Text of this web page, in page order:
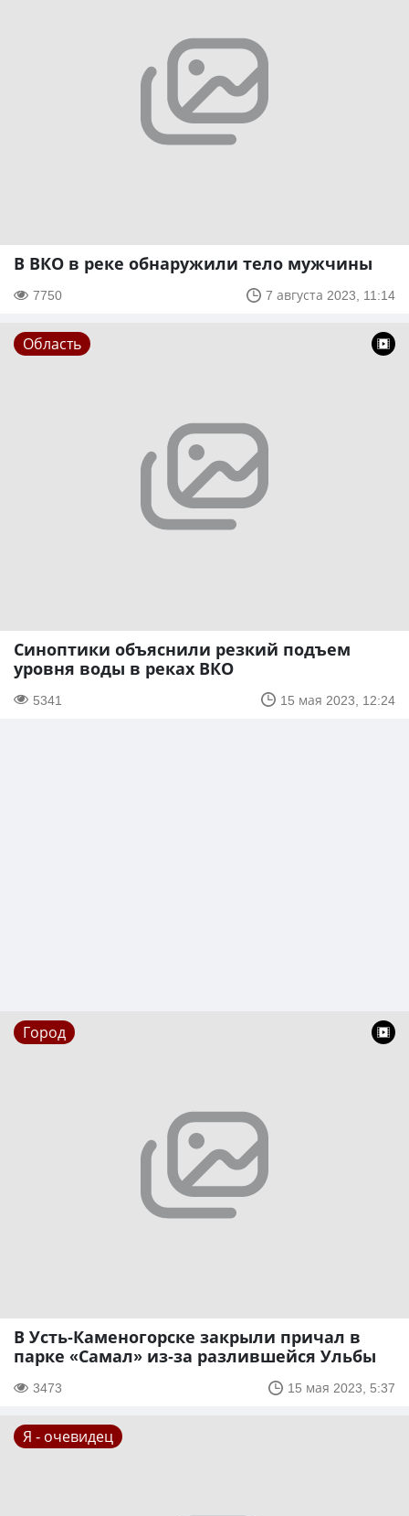
В ВКО в реке обнаружили тело мужчины
7750 7 августа 2023, 11:14
Область
Синоптики объяснили резкий подъем
уровня воды в реках ВКО
5341 15 мая 2023, 12:24
Город
В Усть-Каменогорске закрыли причал в
парке «Самал» из-за разлившейся Ульбы
3473 15 мая 2023, 5:37
Я - очевидец